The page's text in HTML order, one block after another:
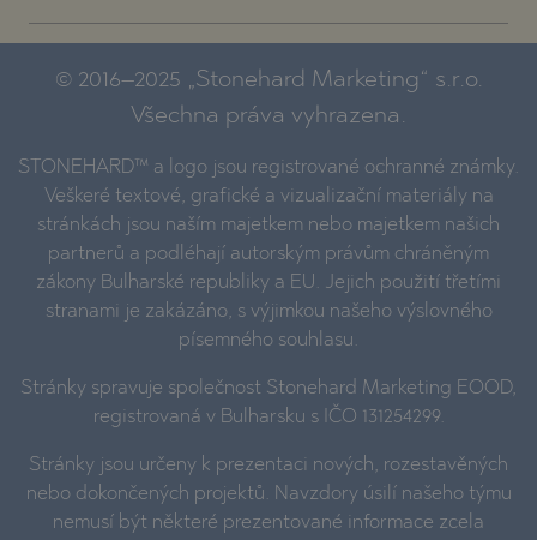
© 2016–2025 „Stonehard Marketing“ s.r.o.
Všechna práva vyhrazena.
STONEHARD™ a logo jsou registrované ochranné známky.
Veškeré textové, grafické a vizualizační materiály na
stránkách jsou naším majetkem nebo majetkem našich
partnerů a podléhají autorským právům chráněným
zákony Bulharské republiky a EU. Jejich použití třetími
stranami je zakázáno, s výjimkou našeho výslovného
písemného souhlasu.
Stránky spravuje společnost Stonehard Marketing EOOD,
registrovaná v Bulharsku s IČO 131254299.
Stránky jsou určeny k prezentaci nových, rozestavěných
nebo dokončených projektů. Navzdory úsilí našeho týmu
nemusí být některé prezentované informace zcela